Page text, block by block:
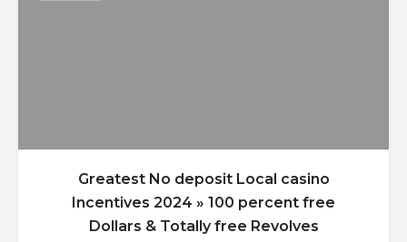
Greatest No deposit Local casino
Incentives 2024 » 100 percent free
Dollars & Totally free Revolves